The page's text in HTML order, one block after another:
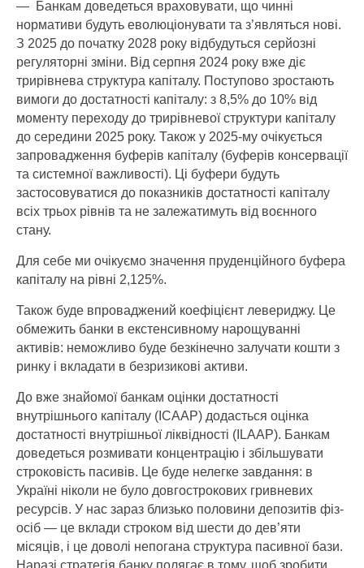
— Банкам доведеться враховувати, що чинні
нормативи будуть еволюціонувати та з’являться нові.
З 2025 до початку 2028 року відбудуться серйозні
регуляторні зміни. Від серпня 2024 року вже діє
трирівнева структура капіталу. Поступово зростають
вимоги до достатності капіталу: з 8,5% до 10% від
моменту переходу до трирівневої структури капіталу
до середини 2025 року. Також у 2025-му очікується
запровадження буферів капіталу (буферів консервації
та системної важливості). Ці буфери будуть
застосовуватися до показників достатності капіталу
всіх трьох рівнів та не залежатимуть від воєнного
стану.
Для себе ми очікуємо значення пруденцій­ного буфера
капіталу на рівні 2,125%.
Також буде впроваджений коефіцієнт левериджу. Це
обмежить банки в екстенсивному нарощуванні
активів: неможливо буде безкінечно залучати кошти з
ринку і вкладати в безризикові активи.
До вже знайомої банкам оцінки достатності
внутрішнього капіталу (ICAАP) додасться оцінка
достатності внутрішньої ліквідності (ILAAP). Банкам
доведеться розмивати концентрацію і збільшувати
строковість пасивів. Це буде нелегке завдання: в
Україні ніколи не було довгострокових гривневих
ресурсів. У нас зараз близько половини депозитів фіз­
осіб — це вклади строком від шести до дев’яти
місяців, і це доволі непогана структура пасивної бази.
Наразі стратегія банку полягає в тому, щоб зробити